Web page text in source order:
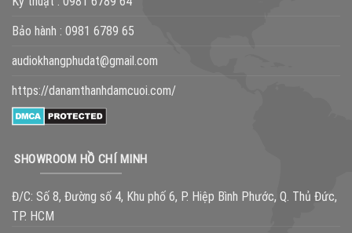
Bảo hành : 0981 6789 65
audiokhangphudat@gmail.com
https://danamthanhdamcuoi.com/
SHOWROOM HỒ CHÍ MINH
Đ/C: Số 8, Đường số 4, Khu phố 6, P. Hiệp Bình Phước, Q. Thủ Đức,
TP. HCM